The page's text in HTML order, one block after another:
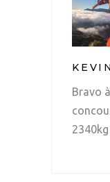
KEVIN
Bravo
2340kg